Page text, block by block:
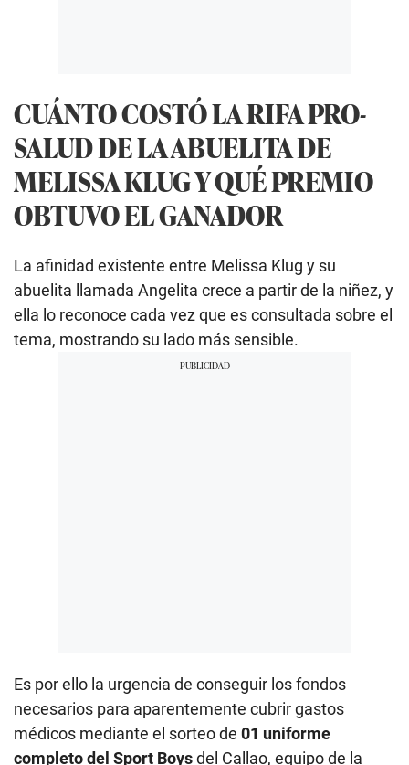
CUÁNTO COSTÓ LA RIFA PRO-
SALUD DE LA ABUELITA DE
MELISSA KLUG Y QUÉ PREMIO
OBTUVO EL GANADOR
La afinidad existente entre Melissa Klug y su
abuelita llamada Angelita crece a partir de la niñez, y
ella lo reconoce cada vez que es consultada sobre el
tema, mostrando su lado más sensible.
Es por ello la urgencia de conseguir los fondos
necesarios para aparentemente cubrir gastos
médicos mediante el sorteo de 01 uniforme
completo del Sport Boysdel Callao, equipo de la